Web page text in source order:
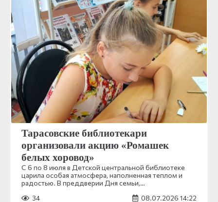
Тарасовские библиотекари
организовали акцию «Ромашек
белых хоровод»
С 6 по 8 июля в Детской центральной библиотеке
царила особая атмосфера, наполненная теплом и
радостью. В преддверии Дня семьи,…
34
08.07.2026 14:22